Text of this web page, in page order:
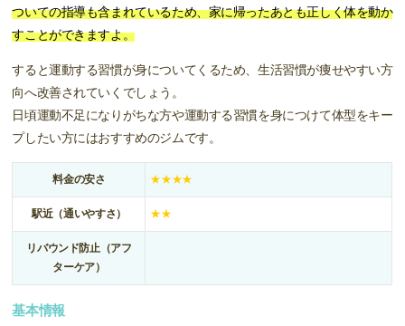
ついての指導も含まれているため、家に帰ったあとも正しく体を動か
すことができますよ。
すると運動する習慣が身についてくるため、生活習慣が痩せやすい方
向へ改善されていくでしょう。
日頃運動不足になりがちな方や運動する習慣を身につけて体型をキー
プしたい方にはおすすめのジムです。
料金の安さ ★★★★
駅近（通いやすさ） ★★
リバウンド防止（アフ
ターケア）
基本情報